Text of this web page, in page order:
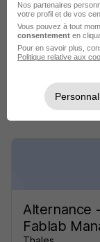
Alternance
Fablab
Thales
Cette offre
Alternance
Fablab
Nos partenaires
votre profil et de vos
Vous pouvez à tout
consentement en
Pour en savoir plus,
Politique relative aux